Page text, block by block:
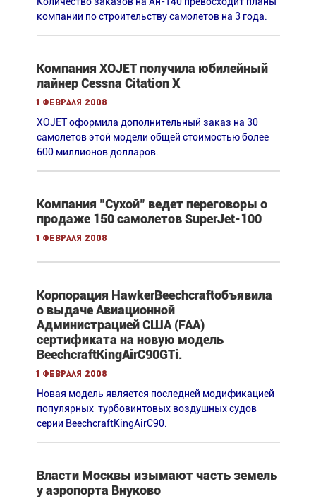
компании по строительству самолетов на 3 года.
Компания XOJET получила юбилейный
лайнер Cessna Citation X
1 февраля 2008
XOJET оформила дополнительный заказ на 30
самолетов этой модели общей стоимостью более
600 миллионов долларов.
Компания "Сухой" ведет переговоры о
продаже 150 самолетов SuperJet-100
1 февраля 2008
Корпорация HawkerBeechcraftобъявила
о выдаче Авиационной
Администрацией США (FAA)
сертификата на новую модель
BeechcraftKingAirC90GTi.
1 февраля 2008
Новая модель является последней модификацией
популярных турбовинтовых воздушных судов
серии BeechcraftKingAirC90.
Власти Москвы изымают часть земель
у аэропорта Внуково